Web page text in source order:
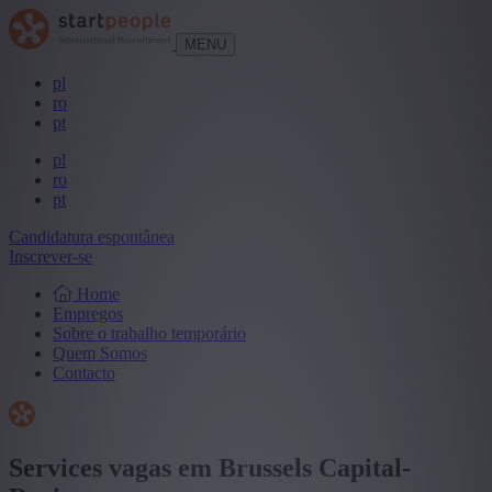
MENU
pl
ro
pt
pl
ro
pt
Candidatura espontânea
Inscrever-se
Home
Empregos
Sobre o trabalho temporário
Quem Somos
Contacto
Services vagas em Brussels Capital-